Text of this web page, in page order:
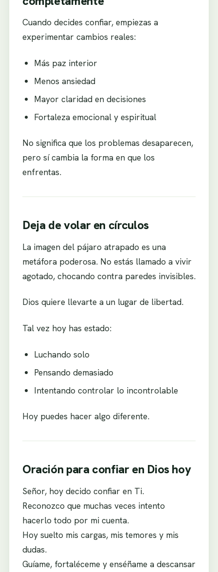
Cuando decides confiar, empiezas a
experimentar cambios reales:
Más paz interior
Menos ansiedad
Mayor claridad en decisiones
Fortaleza emocional y espiritual
No significa que los problemas desaparecen,
pero sí cambia la forma en que los
enfrentas.
Deja de volar en círculos
La imagen del pájaro atrapado es una
metáfora poderosa. No estás llamado a vivir
agotado, chocando contra paredes invisibles.
Dios quiere llevarte a un lugar de libertad.
Tal vez hoy has estado:
Luchando solo
Pensando demasiado
Intentando controlar lo incontrolable
Hoy puedes hacer algo diferente.
Oración para confiar en Dios hoy
Señor, hoy decido confiar en Ti.
Reconozco que muchas veces intento
hacerlo todo por mi cuenta.
Hoy suelto mis cargas, mis temores y mis
dudas.
Guíame, fortaléceme y enséñame a descansar